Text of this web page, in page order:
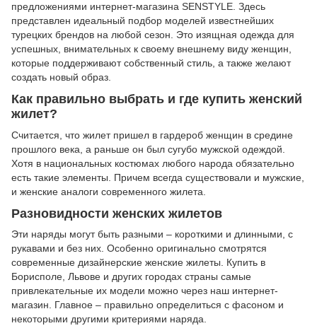
предложениями интернет-магазина SENSTYLE. Здесь
представлен идеальный подбор моделей известнейших
турецких брендов на любой сезон. Это изящная одежда для
успешных, внимательных к своему внешнему виду женщин,
которые поддерживают собственный стиль, а также желают
создать новый образ.
Как правильно выбрать и где купить женский
жилет?
Считается, что жилет пришел в гардероб женщин в средине
прошлого века, а раньше он был сугубо мужской одеждой.
Хотя в национальных костюмах любого народа обязательно
есть такие элементы. Причем всегда существовали и мужские,
и женские аналоги современного жилета.
Разновидности женских жилетов
Эти наряды могут быть разными – короткими и длинными, с
рукавами и без них. Особенно оригинально смотрятся
современные дизайнерские женские жилеты. Купить в
Борисполе, Львове и других городах страны самые
привлекательные их модели можно через наш интернет-
магазин. Главное – правильно определиться с фасоном и
некоторыми другими критериями наряда.